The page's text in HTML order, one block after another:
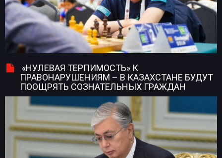
«НУЛЕВАЯ ТЕРПИМОСТЬ» К
ПРАВОНАРУШЕНИЯМ – В КАЗАХСТАНЕ БУДУТ
ПООЩРЯТЬ СОЗНАТЕЛЬНЫХ ГРАЖДАН